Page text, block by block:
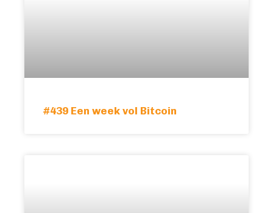
#439 Een week vol Bitcoin